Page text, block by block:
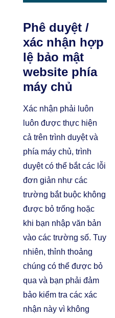
Phê duyệt /
xác nhận hợp
lệ bảo mật
website phía
máy chủ
Xác nhận phải luôn
luôn được thực hiện
cả trên trình duyệt và
phía máy chủ, trình
duyệt có thể bắt các lỗi
đơn giản như các
trường bắt buộc không
được bỏ trống hoặc
khi bạn nhập văn bản
vào các trường số. Tuy
nhiên, thỉnh thoảng
chúng có thể được bỏ
qua và bạn phải đảm
bảo kiểm tra các xác
nhận này vì không